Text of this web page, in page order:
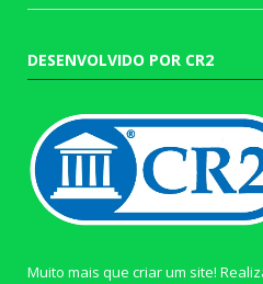
DESENVOLVIDO POR CR2
Muito mais que criar um site!